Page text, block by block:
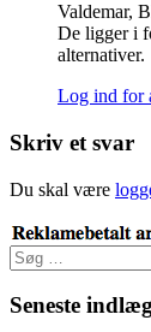
Valdemar,
De ligger i
alternativer.
Log ind for
Skriv et svar
Du skal være
Søg
efter:
Seneste